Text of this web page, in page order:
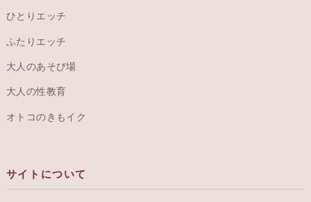
ひとりエッチ
ふたりエッチ
大人のあそび場
大人の性教育
オトコのきもイク
サイトについて